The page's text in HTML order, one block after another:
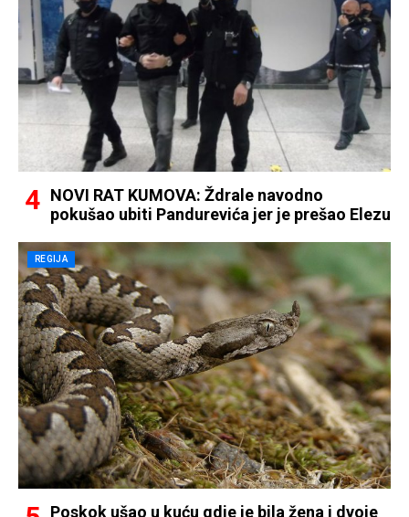
NOVI RAT KUMOVA: Ždrale navodno
pokušao ubiti Pandurevića jer je prešao Elezu
REGIJA
Poskok ušao u kuću gdje je bila žena i dvoje